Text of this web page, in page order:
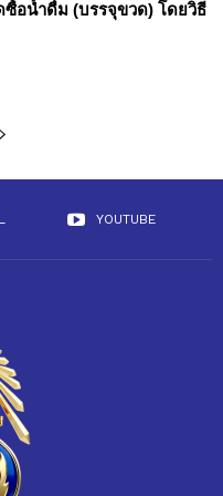
ซื้อน้ำดื่ม (บรรจุขวด) โดยวิธี
YOUTUBE